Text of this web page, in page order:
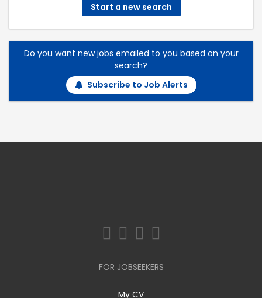
Start a new search
Do you want new jobs emailed to you based on your
search?
Subscribe to Job Alerts
FOR JOBSEEKERS
My CV